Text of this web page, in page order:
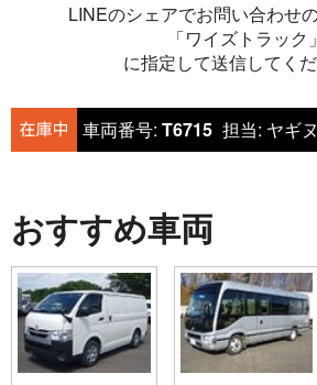
LINEのシェアでお問い合わせ
「ワイズトラック」
に指定して送信してくだ
車両番号: T6715 担当: ヤギ
おすすめ車両